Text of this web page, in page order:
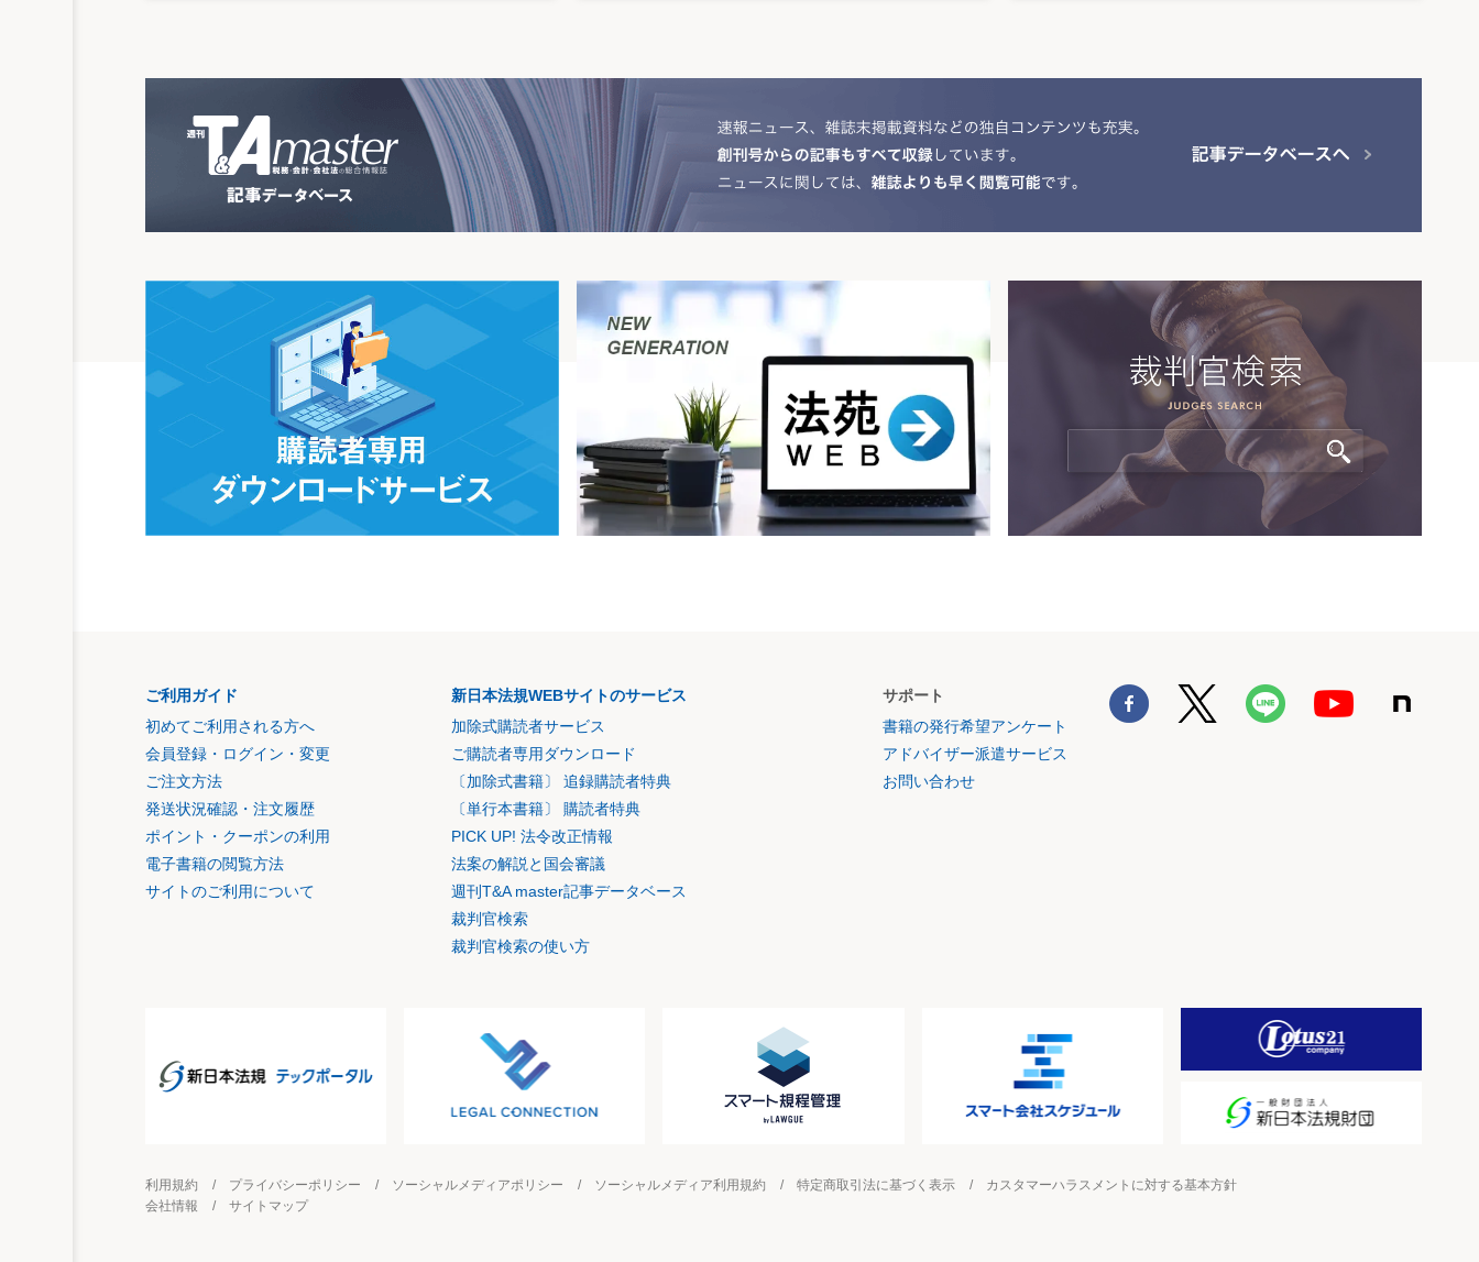
ご利用ガイド
初めてご利用される方へ
会員登録・ログイン・変更
ご注文方法
発送状況確認・注文履歴
ポイント・クーポンの利用
電子書籍の閲覧方法
サイトのご利用について
新日本法規WEBサイトのサービス
加除式購読者サービス
ご購読者専用ダウンロード
〔加除式書籍〕 追録購読者特典
〔単行本書籍〕 購読者特典
PICK UP! 法令改正情報
法案の解説と国会審議
週刊T&A master記事データベース
裁判官検索
裁判官検索の使い方
サポート
書籍の発行希望アンケート
アドバイザー派遣サービス
お問い合わせ
利用規約 プライバシーポリシー ソーシャルメディアポリシー ソーシャルメディア利用規約 特定商取引法に基づく表示
カスタマーハラスメントに対する基本方針
会社情報
サイトマップ